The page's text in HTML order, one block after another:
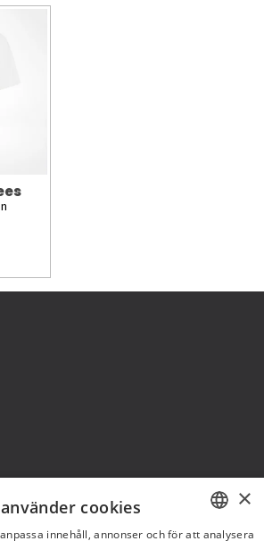
×
cookies
innehåll, annonser och för att analysera